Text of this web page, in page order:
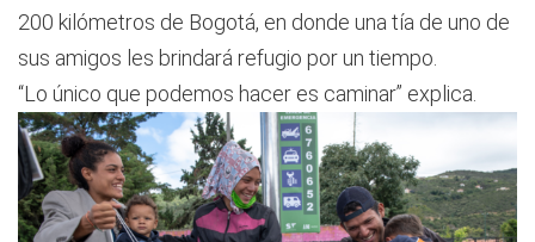
200 kilómetros de Bogotá, en donde una tía de uno de
sus amigos les brindará refugio por un tiempo.
“Lo único que podemos hacer es caminar” explica.